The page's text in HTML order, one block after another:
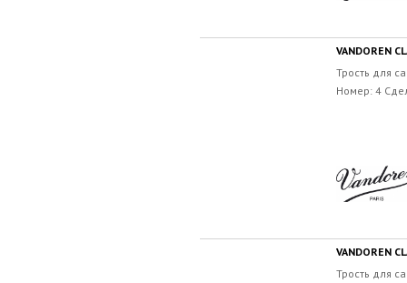
VANDOREN
Трость для
Номер: 4
VANDOREN
Трость для